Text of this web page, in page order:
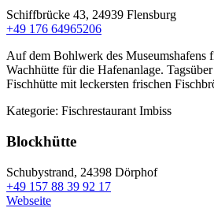
Schiffbrücke 43, 24939 Flensburg
+49 176 64965206
Auf dem Bohlwerk des Museumshafens
Wachhütte für die Hafenanlage.
Fischhütte mit leckersten frischen
Kategorie: Fischrestaurant Imbiss
Blockhütte
Schubystrand, 24398 Dörphof
+49 157 88 39 92 17
Webseite